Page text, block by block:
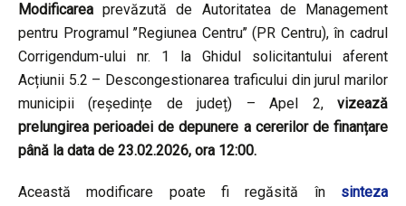
Modificarea prevăzută de Autoritatea de Management
pentru Programul ’’Regiunea Centru’’ (PR Centru), în cadrul
Corrigendum-ului nr. 1 la Ghidul solicitantului aferent
Acțiunii 5.2 – Descongestionarea traficului din jurul marilor
municipii (reședințe de județ) – Apel 2, vizează
prelungirea perioadei de depunere a cererilor de finanțare
până la data de 23.02.2026, ora 12:00.
Această modificare poate fi regăsită în sinteza